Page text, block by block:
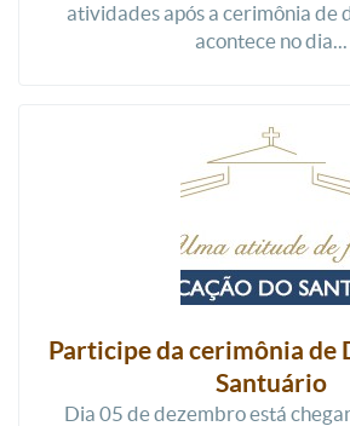
atividades após a cerimônia de
acontece no dia...
Participe da cerimônia de
Santuário
Dia 05 de dezembro está